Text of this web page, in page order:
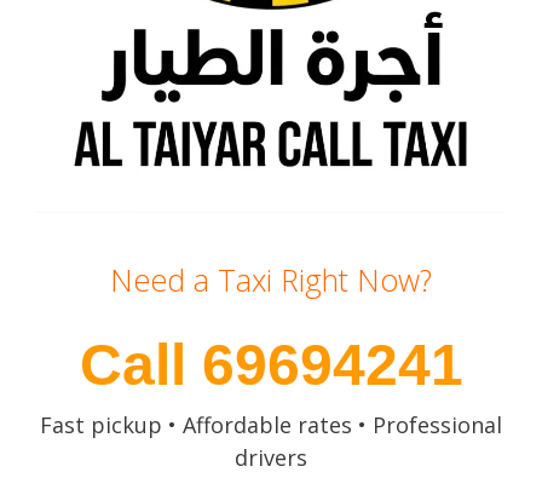
Need a Taxi Right Now?
Call 69694241
Fast pickup • Affordable rates • Professional
drivers